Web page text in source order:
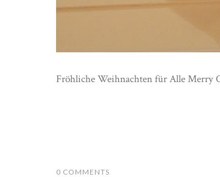
Fröhliche Weihnachten für Alle Merry
0 COMMENTS